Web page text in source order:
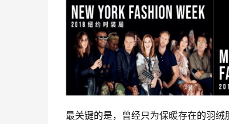
最关键的是，曾经只为保暖存在的羽绒